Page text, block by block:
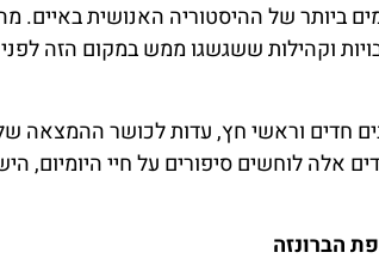
ביותר של ההיסטוריה האנושית באיים.
וקהילות ששגשגו ממש במקום הזה
חדים וראשי חץ, עדות לכושר ההמצאה
אלה לוחשים סיפורים על חיי היומיום,